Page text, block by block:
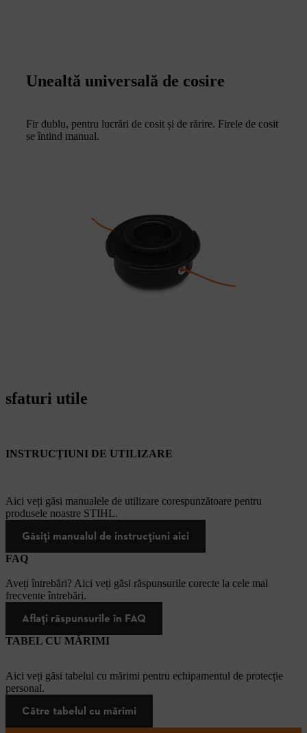
Unealtă universală de cosire
Fir dublu, pentru lucrări de cosit și de rărire. Firele de cosit
se întind manual.
sfaturi utile
INSTRUCȚIUNI DE UTILIZARE
Aici veți găsi manualele de utilizare corespunzătoare pentru
produsele noastre STIHL.
Găsiți manualul de instrucțiuni aici
FAQ
Aveți întrebări? Aici veți găsi răspunsurile corecte la cele mai
frecvente întrebări.
Aflați răspunsurile în FAQ
TABEL CU MĂRIMI
Aici veți găsi tabelul cu mărimi pentru echipamentul de protecție
personal.
Către tabelul cu mărimi